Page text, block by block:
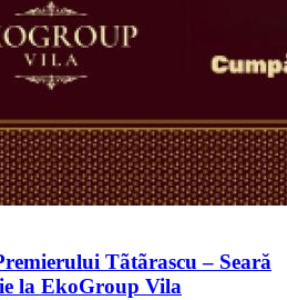
Tãtãrascu – Seară
la EkoGroup Vila